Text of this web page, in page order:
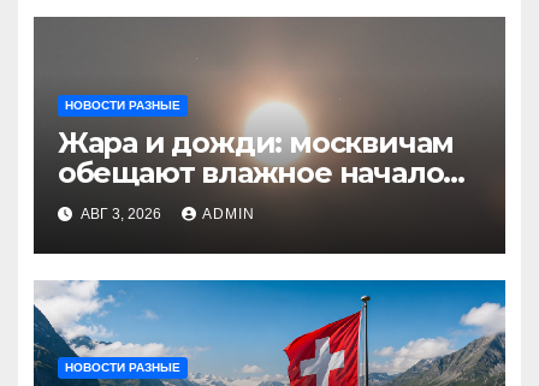
НОВОСТИ РАЗНЫЕ
Жара и дожди: москвичам
обещают влажное начало
августа
АВГ 3, 2026 ADMIN
НОВОСТИ РАЗНЫЕ